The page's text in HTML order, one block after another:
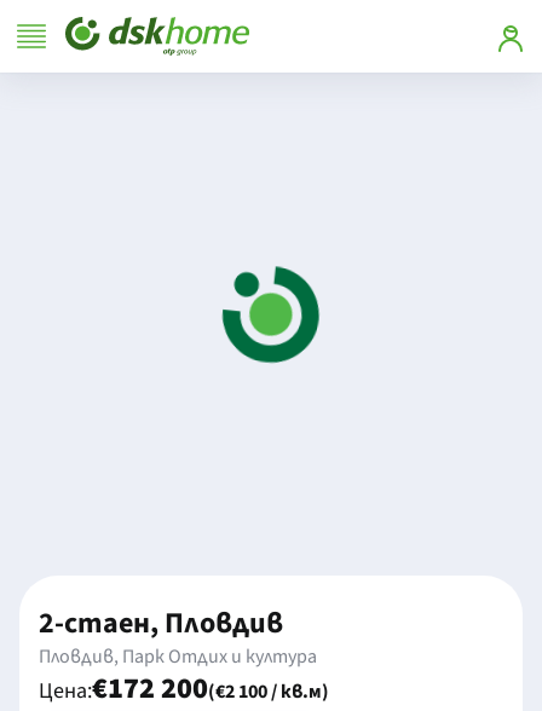
2-стаен, Пловдив
Пловдив, Парк Отдих и култура
Цена:€172 200(€2 100 / кв.м)